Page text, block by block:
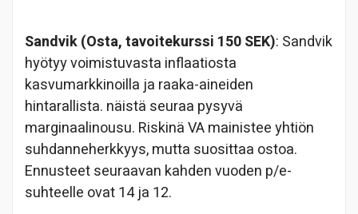
Sandvik (Osta, tavoitekurssi 150 SEK): Sandvik
hyötyy voimistuvasta inflaatiosta
kasvumarkkinoilla ja raaka-aineiden
hintarallista. näistä seuraa pysyvä
marginaalinousu. Riskinä VA mainistee yhtiön
suhdanneherkkyys, mutta suosittaa ostoa.
Ennusteet seuraavan kahden vuoden p/e-
suhteelle ovat 14 ja 12.